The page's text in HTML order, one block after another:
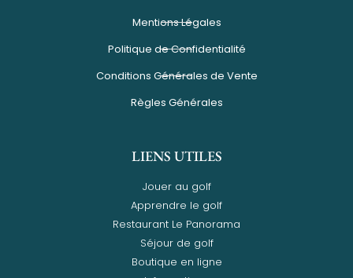
Mentions Légales
Politique de Confidentialité
Conditions Générales de Vente
Règles Générales
LIENS UTILES
Jouer au golf
Apprendre le golf
Restaurant Le Panorama
Séjour de golf
Boutique en ligne